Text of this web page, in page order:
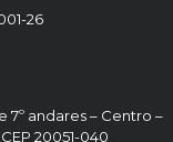
26
7º andares – Centro –
20051-040